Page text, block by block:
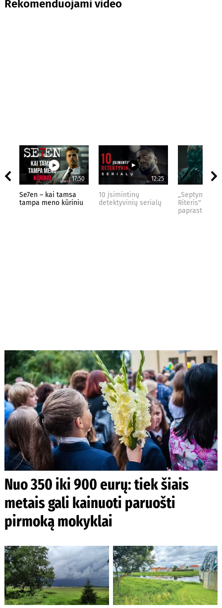
Rekomenduojami video
17:50
Se7en – kai tamsa
tampa meno kūriniu
12:25
10 įsimintinų
detektyvinių serialų
„Septynių
Riteris" – kai
paprastumas
Nuo 350 iki 900 eurų: tiek šiais
metais gali kainuoti paruošti
pirmoką mokyklai